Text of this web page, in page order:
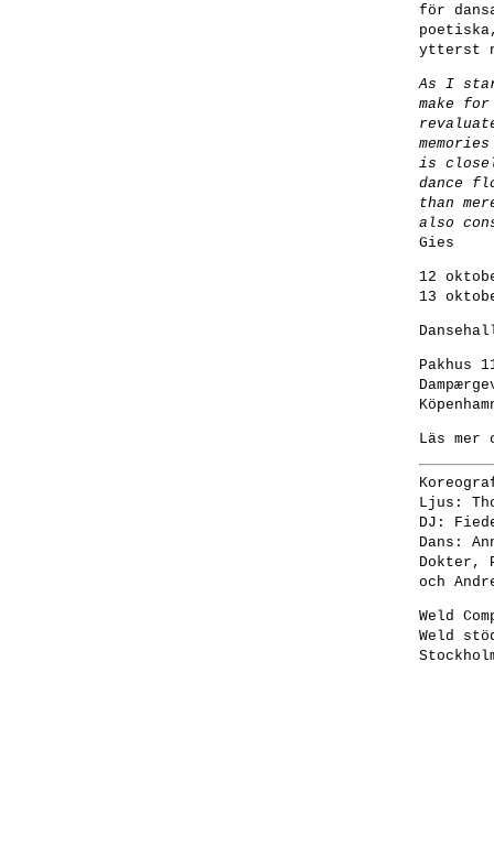
för
ytterst
As I
make
is
dance
than
also
Gies
12
13
Pakhus
Läs mer
Ljus:
DJ:
Dans:
Dokter,
och
Weld
Weld